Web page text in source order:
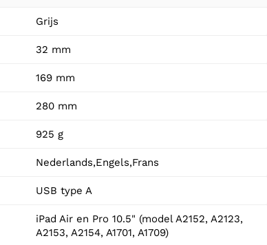
Grijs
32 mm
169 mm
280 mm
925 g
Nederlands,Engels,Frans
USB type A
iPad Air en Pro 10.5" (model A2152, A2123,
A2153, A2154, A1701, A1709)